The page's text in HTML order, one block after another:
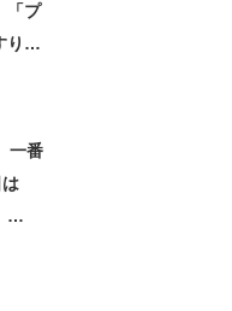
「プ
り眠
一番